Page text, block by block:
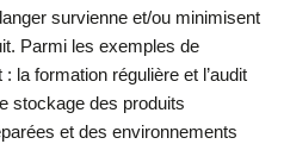
survienne et/ou minimisent
Parmi les exemples de
la formation régulière et l’audit
stockage des produits
et des environnements